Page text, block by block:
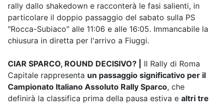
rally dallo shakedown e racconterà le fasi salienti, in
particolare il doppio passaggio del sabato sulla PS
"Rocca-Subiaco" alle 11:06 e alle 16:05. Immancabile la
chiusura in diretta per l'arrivo a Fiuggi.
CIAR SPARCO, ROUND DECISIVO? |
Il Rally di Roma
Capitale rappresenta un passaggio significativo per il
Campionato Italiano Assoluto Rally Sparco, che
definirà la classifica prima della pausa estiva e altri tre